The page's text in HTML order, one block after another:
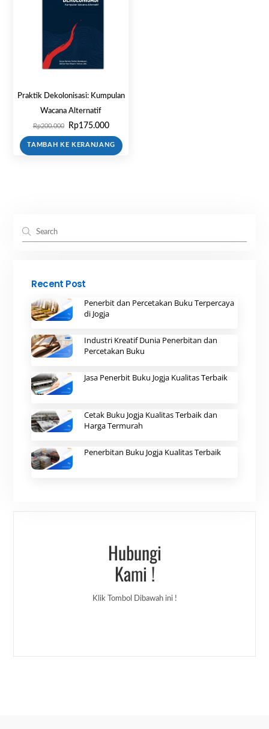
Praktik Dekolonisasi: Kumpulan
Wacana Alternatif
Rp200.000
Harga
aslinya
Rp175.000Harga
saat
TAMBAH KE KERANJANG
Recent Post
Penerbit dan Percetakan Buku Terpercaya
di Jogja
Industri Kreatif Dunia Penerbitan dan
Percetakan Buku
Jasa Penerbit Buku Jogja Kualitas Terbaik
Cetak Buku Jogja Kualitas Terbaik dan
Harga Termurah
Penerbitan Buku Jogja Kualitas Terbaik
Hubungi
Kami !
Klik Tombol Dibawah ini !